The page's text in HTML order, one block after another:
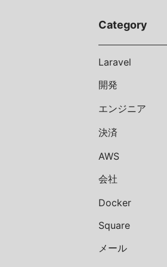
Category
Laravel
開発
エンジニア
決済
AWS
会社
Docker
Square
メール